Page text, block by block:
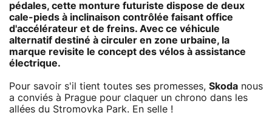
pédales, cette monture futuriste dispose de deux
cale-pieds à inclinaison contrôlée faisant office
d'accélérateur et de freins. Avec ce véhicule
alternatif destiné à circuler en zone urbaine, la
marque revisite le concept des vélos à assistance
électrique.
Pour savoir s'il tient toutes ses promesses, Skoda nous
a conviés à Prague pour claquer un chrono dans les
allées du Stromovka Park. En selle !